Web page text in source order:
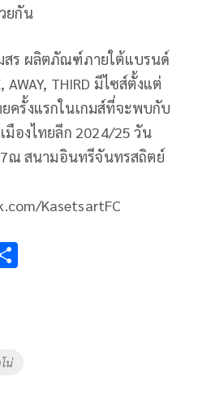
ยกัน
สร ผลิตภัณฑ์ภายใต้แบรนด์
THIRD มีไซส์ตั้งแต่
ครั้งแรกในเกมส์ที่จะพบกับ
มืองไทยลีก 2024/25 วัน
ณ สนามอินทรีจันทรสถิตย์
KasetsartFC
น่